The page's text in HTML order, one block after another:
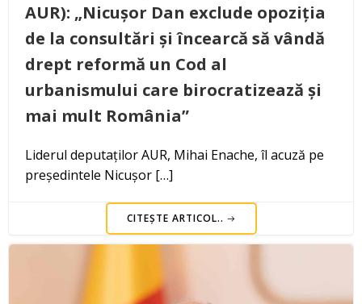
AUR): „Nicușor Dan exclude opoziția
de la consultări și încearcă să vândă
drept reformă un Cod al
urbanismului care birocratizează și
mai mult România”
Liderul deputaților AUR, Mihai Enache, îl acuză pe
președintele Nicușor […]
CITEȘTE ARTICOL..